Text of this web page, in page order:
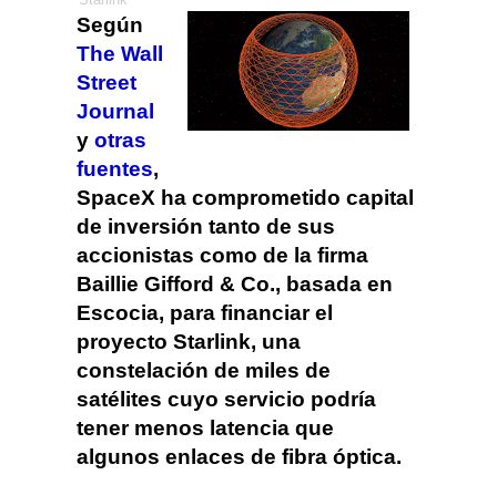
Según
The Wall
Street
Journal
yotras
fuentes,
SpaceX ha comprometido capital
de inversión tanto de sus
accionistas como de la firma
Baillie Gifford & Co., basada en
Escocia, para financiar el
proyecto Starlink, una
constelación de miles de
satélites cuyo servicio podría
tener menos latencia que
algunos enlaces de fibra óptica.